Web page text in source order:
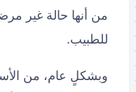
من أنها حالة غير
للطبيب.
وبشكلٍ عام، من